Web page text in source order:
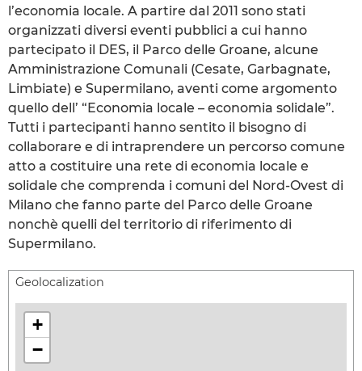
l’economia locale. A partire dal 2011 sono stati
organizzati diversi eventi pubblici a cui hanno
partecipato il DES, il Parco delle Groane, alcune
Amministrazione Comunali (Cesate, Garbagnate,
Limbiate) e Supermilano, aventi come argomento
quello dell’ “Economia locale – economia solidale”.
Tutti i partecipanti hanno sentito il bisogno di
collaborare e di intraprendere un percorso comune
atto a costituire una rete di economia locale e
solidale che comprenda i comuni del Nord-Ovest di
Milano che fanno parte del Parco delle Groane
nonchè quelli del territorio di riferimento di
Supermilano.
Geolocalization
+
−